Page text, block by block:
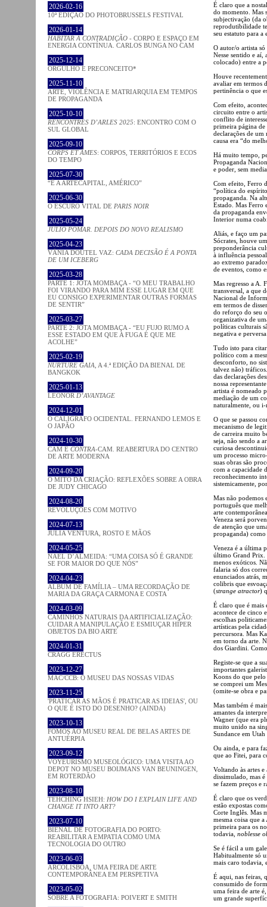
2026-02-16
10ª EDIÇÃO DO PHOTOBRUSSELS FESTIVAL
2026-01-14
HABITAR A CONTRADIÇÃO - CORPO E ESPAÇO EM
ENERGIA CONTÍNUA. CARLOS BUNGA NO CAM
2025-12-14
ORGULHO E PRECONCEITO*
2025-11-10
ARTE, VIOLÊNCIA E MATRIARQUIA EM TEMPOS
DE PROPAGANDA
2025-10-10
RENCONTRES D’ARLES 2025: ENCONTRO COM O
SUL GLOBAL
2025-09-10
CORPS ET ÂMES: CORPOS, TERRITÓRIOS E ECOS
DO TEMPO
2025-07-30
“É A ARTECAPITAL, AMÉRICO”
2025-06-30
O ESCURO VITAL DE PARIS NOIR
2025-05-24
JÚLIO POMAR. DEPOIS DO NOVO REALISMO
2025-04-23
VÂNIA DOUTEL VAZ: CADA DECISÃO É A PONTA
DE UM ICEBERG
2025-03-28
PARTE 1: JOTA MOMBAÇA - “O MEU TRABALHO
FOI VIRANDO PARA MIM ESSE LUGAR EM QUE
EU CONSIGO EXPERIMENTAR OUTRAS FORMAS
DE SENTIR”
2025-03-27
PARTE 2: JOTA MOMBAÇA - “EU FUJO RUMO A
ESSE ESTADO EM QUE A FUGA É QUE ME
ACOLHE”
2025-02-19
NURTURE GAIA , A 4.ª EDIÇÃO DA BIENAL DE
BANGKOK
2025-01-13
LEONOR D’AVANTAGE
2024-12-01
O CALÍGRAFO OCIDENTAL. FERNANDO LEMOS E
O JAPÃO
2024-10-30
CAM E CONTRA-CAM. REABERTURA DO CENTRO
DE ARTE MODERNA
2024-09-20
O MITO DA CRIAÇÃO: REFLEXÕES SOBRE A OBRA
DE JUDY CHICAGO
2024-08-20
REVOLUÇÕES COM MOTIVO
2024-07-13
JÚLIA VENTURA, ROSTO E MÃOS
2024-05-25
NAEL D’ALMEIDA: “UMA COISA SÓ É GRANDE
SE FOR MAIOR DO QUE NÓS”
2024-04-23
ÁLBUM DE FAMÍLIA – UMA RECORDAÇÃO DE
MARIA DA GRAÇA CARMONA E COSTA
2024-03-09
CAMINHOS NATURAIS DA ARTIFICIALIZAÇÃO:
CUIDAR A MANIPULAÇÃO E ESMIUÇAR HÍPER
OBJETOS DA BIO ARTE
2024-01-31
CRAGG ERECTUS
2023-12-27
MAC/CCB: O MUSEU DAS NOSSAS VIDAS
2023-11-25
'PRATICAR AS MÃOS É PRATICAR AS IDEIAS', OU
O QUE É ISTO DO DESENHO? (AINDA)
2023-10-13
FOMOS AO MUSEU REAL DE BELAS ARTES DE
ANTUÉRPIA
2023-09-12
VOYEURISMO MUSEOLÓGICO: UMA VISITA AO
DEPOT NO MUSEU BOIJMANS VAN BEUNINGEN,
EM ROTERDÃO
2023-08-10
TEHCHING HSIEH: HOW DO I EXPLAIN LIFE AND
CHANGE IT INTO ART?
2023-07-10
BIENAL DE FOTOGRAFIA DO PORTO:
REABILITAR A EMPATIA COMO UMA
TECNOLOGIA DO OUTRO
2023-06-03
ARCOLISBOA, UMA FEIRA DE ARTE
CONTEMPORÂNEA EM PERSPETIVA
2023-05-02
SOBRE A FOTOGRAFIA: POIVERT E SMITH
É claro que a
do momento. Mas
subjectivação (da
reprodutibilidade
seu estatuto para a
O autor/o artista
Nesse sentido e
colocado) entre a
Houve
avaliar em termos
pertinência o que
Com efeito,
circuito entre o
conflito de
primeira página
declarações de
causa era “do
Há muito tempo,
Propaganda
e poder, sem
Com efeito, Ferro
“política do
propaganda. Na
Estado. Mas Ferro
da propaganda
Interior numa
Aliás, e faço um
Sócrates, houve
preponderância
à influência
ao extremo
de eventos, como
Mas regresso a A.
transversal, a que
Nacional de
em termos de
do reforço do seu
organizativa de
políticas culturais
negativa e
Tudo isto para
político com a
desconforto, no
talvez não)
das declarações
nossa
artista é nomeado
mediação de um
naturalmente, ou
O que se passou
mecanismo de
de carreira muito
seja, não sendo a
curiosa
um processo
suas obras são
com a capacidade
reconhecimento
sistemicamente,
Mas não podemos
português que
arte
Veneza será
de atenção que
propaganda) como
Veneza é a última
último Grand Prix.
menos exóticos.
falaria só dos
enunciados atrás,
colibris que
(strange atractor)
É claro que é mais
acontece de cinco
escolhas
artísticas pela
percursora. Mas
em torno da arte.
dos Giardini. Como
Registe-se que a
importantes
Koons do que
se comprei um
(omite-se obra e
Mas também é
amantes da
Wagner (que era
muito unido na
Sundance em
Ou ainda, e para
que ao Fitei, para
Voltando às artes e
dissimulado, mas
se fazem preços e
É claro que os
estão expostas
Corte Inglês. Mas
mesma coisa que
primeira para os
todavia, noblesse
Se é fácil a um
Habitualmente só
mais caro todavia,
É aqui, nas feiras,
consumido de
uma feira de arte
um grande